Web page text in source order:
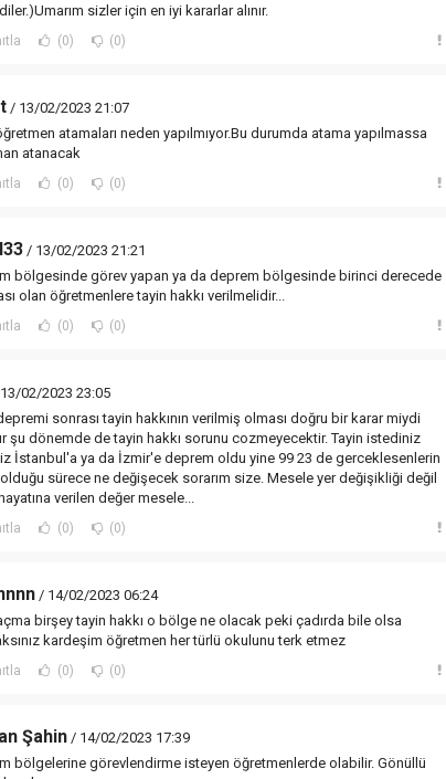
sizler için en iyi kararlar alınır.
(0) (0)
/ 13/02/2023 21:07
atamaları neden yapılmıyor.Bu durumda atama yapılmassa
atanacak
(0) (0)
/ 13/02/2023 21:21
bölgesinde görev yapan ya da deprem bölgesinde birinci derecede
olan öğretmenlere tayin hakkı verilmelidir...
(0) (0)
02/2023 23:05
sonrası tayin hakkının verilmiş olması doğru bir karar miydi
şu dönemde de tayin hakkı sorunu cozmeyecektir. Tayin istediniz
İstanbul'a ya da İzmir'e deprem oldu yine 99 23 de gerceklesenlerin
olduğu sürece ne değişecek sorarım size. Mesele yer değişikliği değil
verilen değer mesele...
(0) (0)
/ 14/02/2023 06:24
birşey tayin hakkı o bölge ne olacak peki çadırda bile olsa
kardeşim öğretmen her türlü okulunu terk etmez
(0) (0)
Şahin / 14/02/2023 17:39
bölgelerine görevlendirme isteyen öğretmenlerde olabilir. Gönüllü